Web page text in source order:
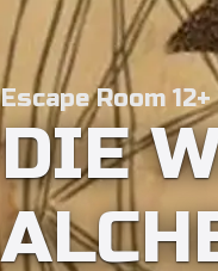
Escape Room 12+
DIE